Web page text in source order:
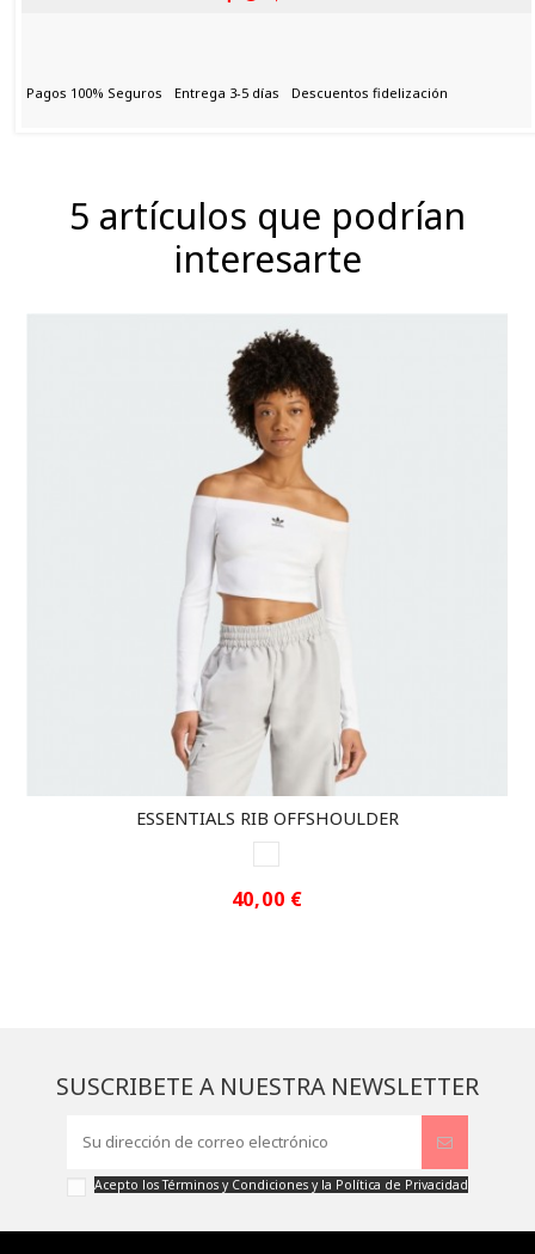
Pagos 100% Seguros Entrega 3-5 días Descuentos fidelización
5 artículos que podrían
interesarte
ESSENTIALS RIB OFFSHOULDER
40,00 €
SUSCRIBETE A NUESTRA NEWSLETTER
Acepto losTérminos y Condicionesy la Política de Privacidad